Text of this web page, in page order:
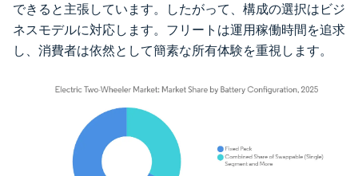
できると主張しています。したがって、構成の選択はビジ
ネスモデルに対応します。フリートは運用稼働時間を追求
し、消費者は依然として簡素な所有体験を重視します。